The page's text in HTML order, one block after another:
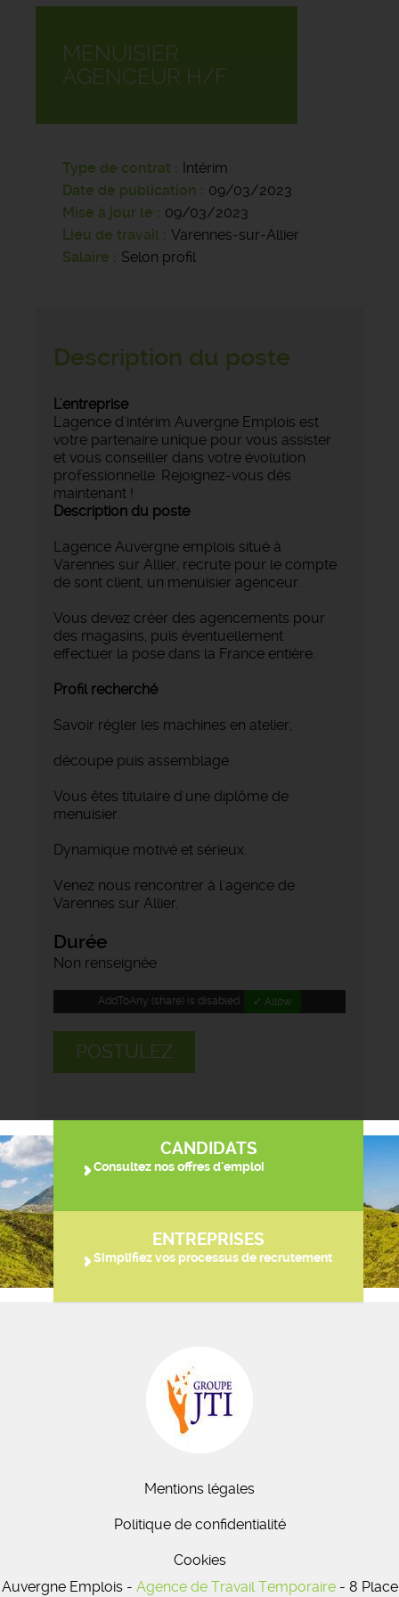
MENUISIER
AGENCEUR H/F
Type de contrat
Intérim
Date de publication
09/03/2023
Mise à jour le
09/03/2023
Lieu de travail
Varennes-sur-Allier
Salaire
Selon profil
Description du poste
L'entreprise
L'agence d'intérim Auvergne Emplois est
votre partenaire unique pour vous assister
et vous conseiller dans votre évolution
professionnelle. Rejoignez-vous dès
maintenant !
Description du poste
L'agence Auvergne emplois situé à
Varennes sur Allier, recrute pour le compte
de sont client, un menuisier agenceur.
Vous devez créer des agencements pour
des magasins, puis éventuellement
effectuer la pose dans la France entière.
Profil recherché
Savoir régler les machines en atelier,
découpe puis assemblage.
Vous êtes titulaire d'une diplôme de
menuisier.
Dynamique motivé et sérieux.
Venez nous rencontrer à l'agence de
Varennes sur Allier.
Durée
Non renseignée
AddToAny (share) is disabled. ✓ Allow
POSTULEZ
CANDIDATS
Consultez nos offres d'emploi
ENTREPRISES
Simplifiez vos processus de recrutement
Mentions légales
Politique de confidentialité
Cookies
Auvergne Emplois - Agence de Travail Temporaire- 8 Place